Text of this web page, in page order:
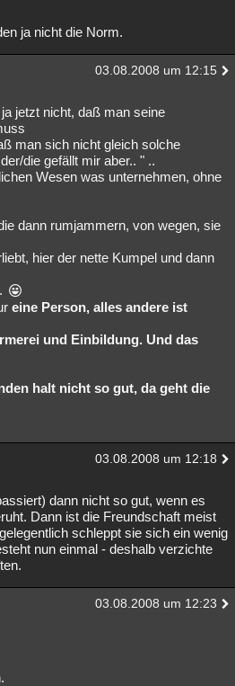
ja nicht die Norm.
03.08.2008 um 12:15
jetzt nicht, daß man seine
man sich nicht gleich solche
die gefällt mir aber.. " ..
Wesen was unternehmen, ohne
dann rumjammern, von wegen, sie
hier der nette Kumpel und dann
eine Person, alles andere ist
und Einbildung. Und das
halt nicht so gut, da geht die
03.08.2008 um 12:18
dann nicht so gut, wenn es
Dann ist die Freundschaft meist
schleppt sie sich ein wenig
nun einmal - deshalb verzichte
03.08.2008 um 12:23